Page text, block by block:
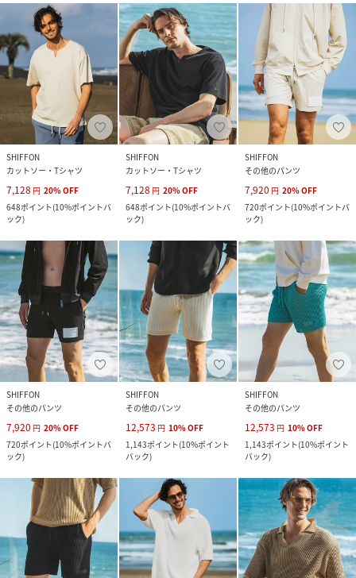
SHIFFON
カットソー・Tシャツ
7,128 円 20%OFF
648ポイント(10%ポイントバ
ック)
SHIFFON
カットソー・Tシャツ
7,128 円 20%OFF
648ポイント(10%ポイントバ
ック)
SHIFFON
その他のパンツ
7,920 円 20%OFF
720ポイント(10%ポイントバ
ック)
SHIFFON
その他のパンツ
7,920 円 20%OFF
720ポイント(10%ポイントバ
ック)
SHIFFON
その他のパンツ
12,573 円 10%OFF
1,143ポイント(10%ポイント
バック)
SHIFFON
その他のパンツ
12,573 円 10%OFF
1,143ポイント(10%ポイント
バック)